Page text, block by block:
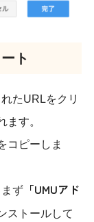
ト
たURLをクリ
ます。
コピーしま
ず「UMUアド
ストールして